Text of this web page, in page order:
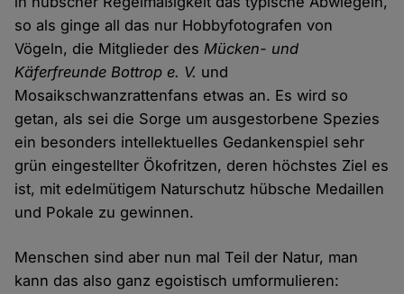
so als ginge all das nur Hobbyfotografen von
Vögeln, die Mitglieder desMücken- und
Käferfreunde Bottrop e. V. und
Mosaikschwanzrattenfans etwas an. Es wird so
getan, als sei die Sorge um ausgestorbene Spezies
ein besonders intellektuelles Gedankenspiel sehr
grün eingestellter Ökofritzen, deren höchstes Ziel es
ist, mit edelmütigem Naturschutz hübsche Medaillen
und Pokale zu gewinnen.
Menschen sind aber nun mal Teil der Natur, man
kann das also ganz egoistisch umformulieren: